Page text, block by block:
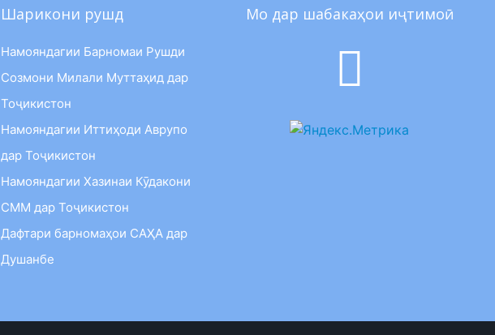
Шарикони рушд
Намояндагии Барномаи Рушди
Созмони Милали Муттаҳид дар
Тоҷикистон
Намояндагии Иттиҳоди Аврупо
дар Тоҷикистон
Намояндагии Хазинаи Кӯдакони
СММ дар Тоҷикистон
Дафтари барномаҳои САҲА дар
Душанбе
Мо дар шабакаҳои иҷтимоӣ